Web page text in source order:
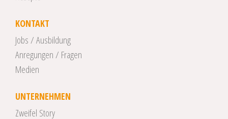
KONTAKT
Jobs / Ausbildung
Anregungen / Fragen
Medien
UNTERNEHMEN
Zweifel Story